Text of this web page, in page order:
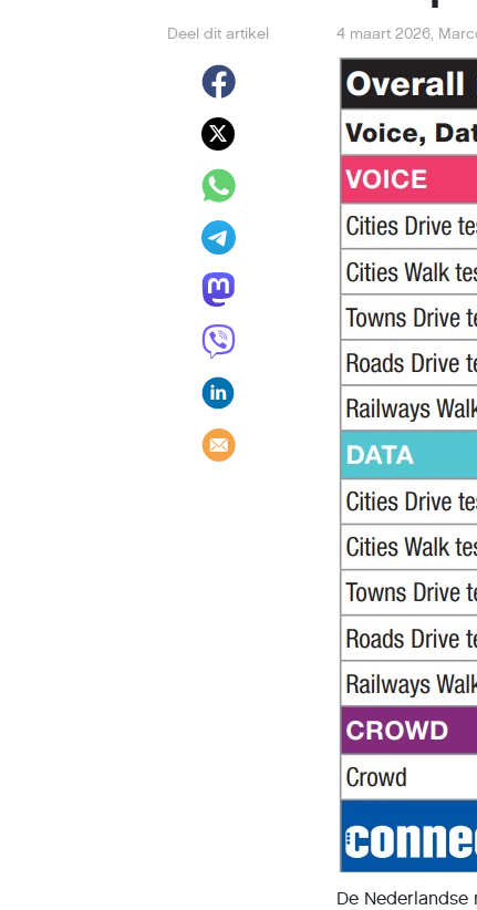
Deel dit artikel 4 maart 2026,
De